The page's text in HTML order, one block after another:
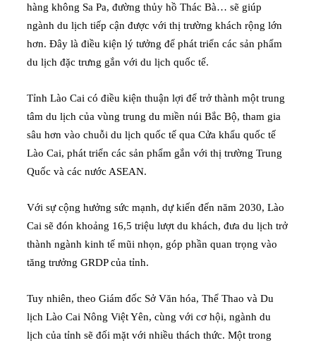
hàng không Sa Pa, đường thủy hồ Thác Bà… sẽ giúp
ngành du lịch tiếp cận được với thị trường khách rộng lớn
hơn. Đây là điều kiện lý tưởng để phát triển các sản phẩm
du lịch đặc trưng gắn với du lịch quốc tế.
Tỉnh Lào Cai có điều kiện thuận lợi để trở thành một trung
tâm du lịch của vùng trung du miền núi Bắc Bộ, tham gia
sâu hơn vào chuỗi du lịch quốc tế qua Cửa khẩu quốc tế
Lào Cai, phát triển các sản phẩm gắn với thị trường Trung
Quốc và các nước ASEAN.
Với sự cộng hưởng sức mạnh, dự kiến đến năm 2030, Lào
Cai sẽ đón khoảng 16,5 triệu lượt du khách, đưa du lịch trở
thành ngành kinh tế mũi nhọn, góp phần quan trọng vào
tăng trưởng GRDP của tỉnh.
Tuy nhiên, theo Giám đốc Sở Văn hóa, Thể Thao và Du
lịch Lào Cai Nông Việt Yên, cùng với cơ hội, ngành du
lịch của tỉnh sẽ đối mặt với nhiều thách thức. Một trong